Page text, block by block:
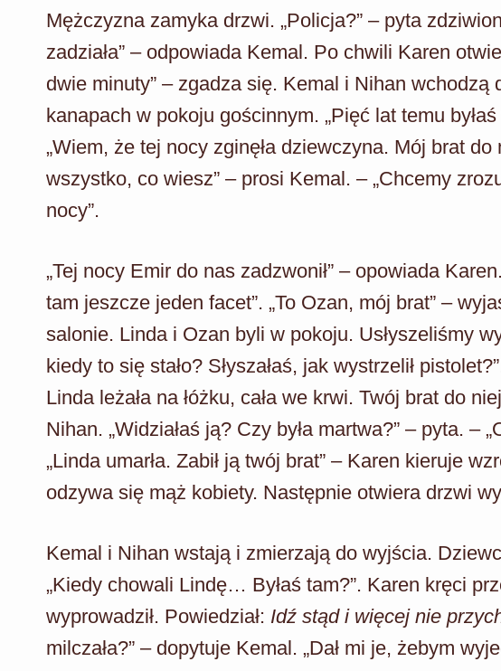
Mężczyzna zamyka drzwi. „Policja?” – pyta
zadziała” – odpowiada Kemal. Po chwili Karen
dwie minuty” – zgadza się. Kemal i Nihan
kanapach w pokoju gościnnym. „Pięć lat temu
„Wiem, że tej nocy zginęła dziewczyna. Mój brat do
wszystko, co wiesz” – prosi Kemal. – „Chcemy
nocy”.
„Tej nocy Emir do nas zadzwonił” – opowiada
tam jeszcze jeden facet”. „To Ozan, mój brat” –
salonie. Linda i Ozan byli w pokoju. Usłyszeliśmy
kiedy to się stało? Słyszałaś, jak wystrzelił
Linda leżała na łóżku, cała we krwi. Twój brat do
Nihan. „Widziałaś ją? Czy była martwa?” – pyta. –
„Linda umarła. Zabił ją twój brat” – Karen kieruje
odzywa się mąż kobiety. Następnie otwiera drzwi
Kemal i Nihan wstają i zmierzają do wyjścia.
„Kiedy chowali Lindę… Byłaś tam?”. Karen kręci
wyprowadził. Powiedział: Idź stąd i więcej nie
milczała?” – dopytuje Kemal. „Dał mi je, żebym